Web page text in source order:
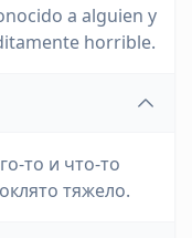
a alguien y
horrible.
то и что-то
тяжело.